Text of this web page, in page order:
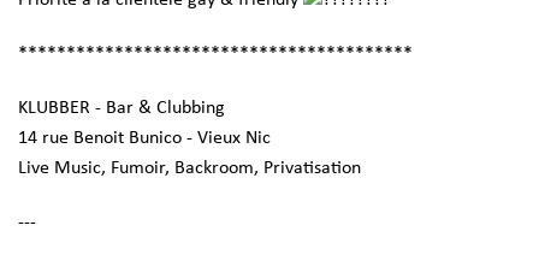
*****************************************
KLUBBER - Bar & Clubbing
14 rue Benoit Bunico - Vieux Nic
Live Music, Fumoir, Backroom, Privatisation
---